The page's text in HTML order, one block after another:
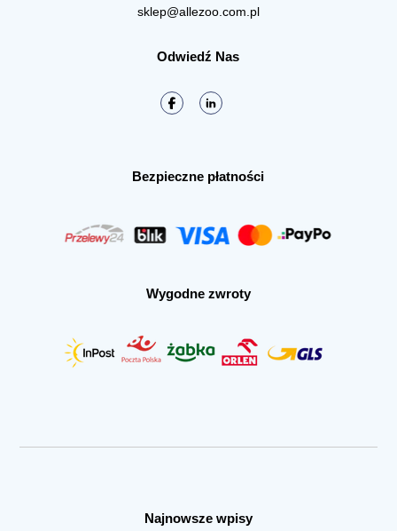
sklep@allezoo.com.pl
Odwiedź Nas
Bezpieczne płatności
Wygodne zwroty
Najnowsze wpisy